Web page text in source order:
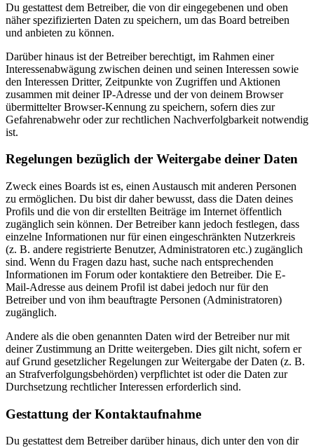
Du gestattest dem Betreiber, die von dir eingegebenen und oben
näher spezifizierten Daten zu speichern, um das Board betreiben
und anbieten zu können.
Darüber hinaus ist der Betreiber berechtigt, im Rahmen einer
Interessenabwägung zwischen deinen und seinen Interessen sowie
den Interessen Dritter, Zeitpunkte von Zugriffen und Aktionen
zusammen mit deiner IP-Adresse und der von deinem Browser
übermittelter Browser-Kennung zu speichern, sofern dies zur
Gefahrenabwehr oder zur rechtlichen Nachverfolgbarkeit notwendig
ist.
Regelungen bezüglich der Weitergabe deiner Daten
Zweck eines Boards ist es, einen Austausch mit anderen Personen
zu ermöglichen. Du bist dir daher bewusst, dass die Daten deines
Profils und die von dir erstellten Beiträge im Internet öffentlich
zugänglich sein können. Der Betreiber kann jedoch festlegen, dass
einzelne Informationen nur für einen eingeschränkten Nutzerkreis
(z. B. andere registrierte Benutzer, Administratoren etc.) zugänglich
sind. Wenn du Fragen dazu hast, suche nach entsprechenden
Informationen im Forum oder kontaktiere den Betreiber. Die E-
Mail-Adresse aus deinem Profil ist dabei jedoch nur für den
Betreiber und von ihm beauftragte Personen (Administratoren)
zugänglich.
Andere als die oben genannten Daten wird der Betreiber nur mit
deiner Zustimmung an Dritte weitergeben. Dies gilt nicht, sofern er
auf Grund gesetzlicher Regelungen zur Weitergabe der Daten (z. B.
an Strafverfolgungsbehörden) verpflichtet ist oder die Daten zur
Durchsetzung rechtlicher Interessen erforderlich sind.
Gestattung der Kontaktaufnahme
Du gestattest dem Betreiber darüber hinaus, dich unter den von dir